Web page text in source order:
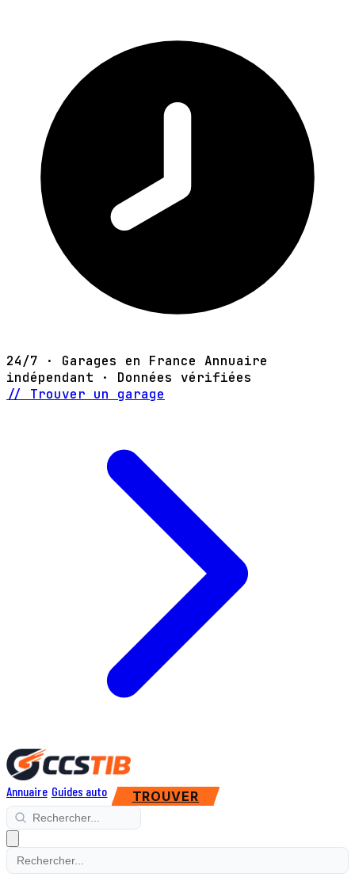
24/7 · Garages en France Annuaire
indépendant · Données vérifiées
// Trouver un garage
Annuaire Guides auto TROUVER